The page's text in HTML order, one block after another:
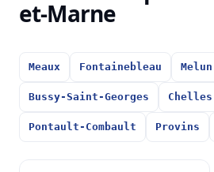
et-Marne
Meaux Fontainebleau Melun
Bussy-Saint-Georges Chelles
Pontault-Combault Provins